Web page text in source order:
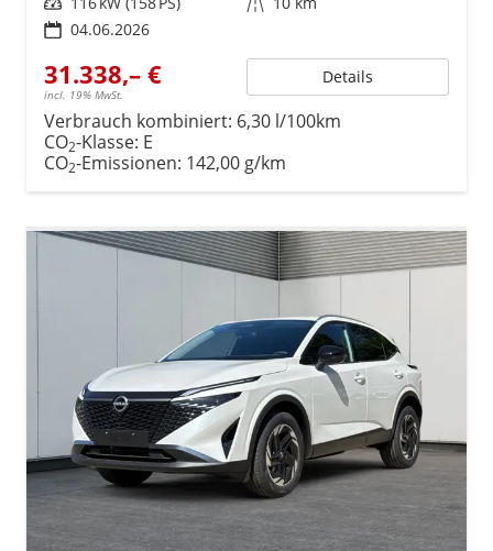
04.06.2026
31.338,– €
incl. 19% MwSt.
Details
Verbrauch kombiniert: 6,30 l/100km
CO2-Klasse: E
CO2-Emissionen: 142,00 g/km